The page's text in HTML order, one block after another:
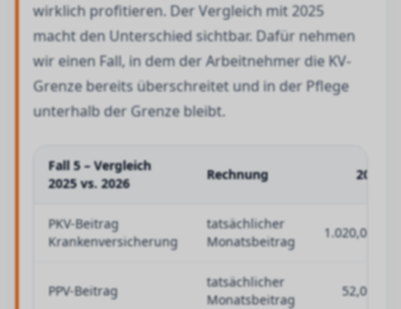
wirklich profitieren. Der Vergleich mit 2025
macht den Unterschied sichtbar. Dafür nehmen
wir einen Fall, in dem der Arbeitnehmer die KV-
Grenze bereits überschreitet und in der Pflege
unterhalb der Grenze bleibt.
Fall 5 – Vergleich
2025 vs. 2026
Rechnung 2025
PKV-Beitrag
Krankenversicherung
tatsächlicher
Monatsbeitrag
1.020,00 €
PPV-Beitrag
tatsächlicher
Monatsbeitrag
52,00 €